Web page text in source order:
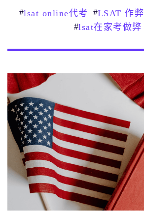
#lsat online代考 #LSAT 作弊
#lsat在家考做弊